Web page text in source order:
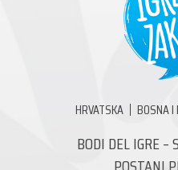
HRVATSKA BOSNA I
BODI DEL IGRE